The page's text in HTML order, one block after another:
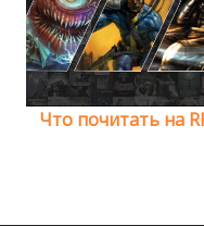
Что почитать на